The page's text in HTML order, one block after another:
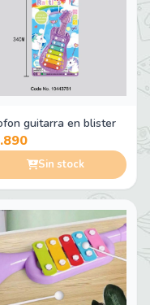
guitarra en blister
Sin stock